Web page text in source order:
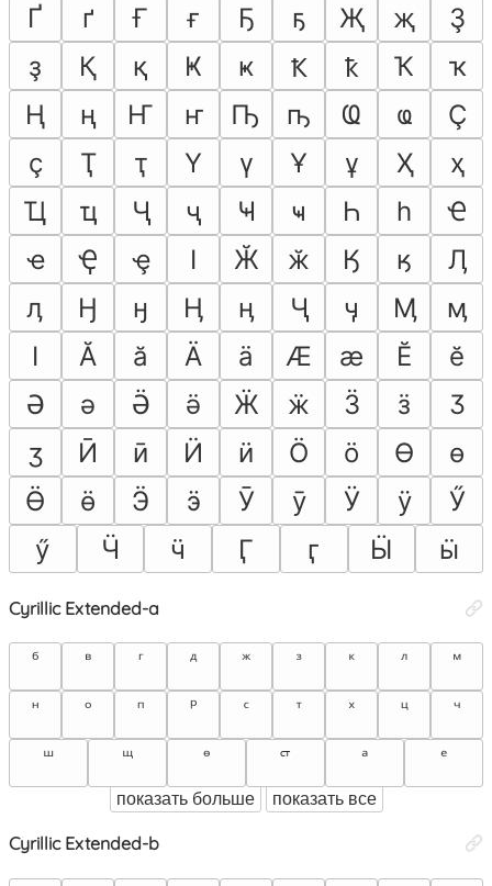
Ґ
ґ Ғ ғ Ҕ ҕ Җ җ
Ҙ
ҙ
Қ қ Ҝ ҝ Ҟ ҟ Ҡ
ҡ
Ң
ң Ҥ ҥ Ҧ ҧ Ҩ ҩ
Ҫ
ҫ
Ҭ ҭ Ү ү Ұ ұ Ҳ
ҳ
Ҵ
ҵ Ҷ ҷ Ҹ ҹ Һ һ
Ҽ
ҽ
Ҿ ҿ Ӏ Ӂ ӂ Ӄ ӄ
Ӆ
ӆ
Ӈ ӈ Ӊ ӊ Ӌ ӌ Ӎ
ӎ
ӏ
Ӑ ӑ Ӓ ӓ Ӕ ӕ Ӗ
ӗ
Ә
ә Ӛ ӛ Ӝ ӝ Ӟ ӟ
Ӡ
ӡ
Ӣ ӣ Ӥ ӥ Ӧ ӧ Ө
ө
Ӫ
ӫ Ӭ ӭ Ӯ ӯ Ӱ ӱ
Ӳ
ӳ
Ӵ ӵ Ӷ ӷ Ӹ ӹ
Cyrillic Extended-a
показать больше показать все
Cyrillic Extended-b